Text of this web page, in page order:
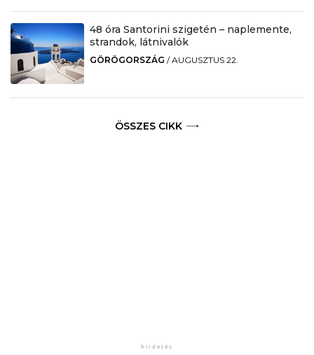
48 óra Santorini szigetén – naplemente,
strandok, látnivalók
GÖRÖGORSZÁG /AUGUSZTUS 22.
ÖSSZES CIKK